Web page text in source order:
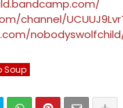
channel/
Soup